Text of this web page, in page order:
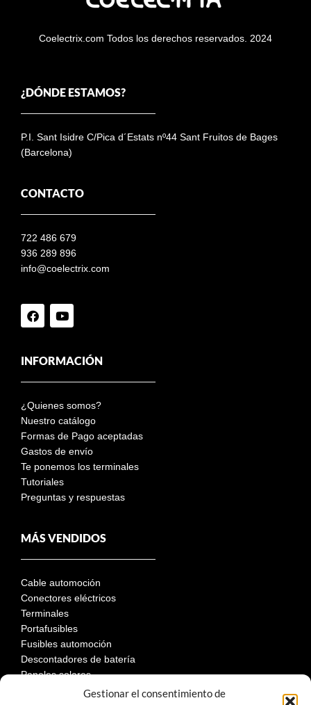
Gestionar el consentimiento de
Coelectrix.com Todos los derechos reservados. 2024
¿DÓNDE ESTAMOS?
P.I. Sant Isidre C/Pica d´Estats nº44 Sant Fruitos de Bages
(Barcelona)
CONTACTO
722 486 679
936 289 896
info@coelectrix.com
INFORMACIÓN
¿Quienes somos?
Nuestro catálogo
Formas de Pago aceptadas
Gastos de envío
Te ponemos los terminales
Tutoriales
Preguntas y respuestas
MÁS VENDIDOS
Cable automoción
Conectores eléctricos
Terminales
Portafusibles
Fusibles automoción
Descontadores de batería
Paneles solares